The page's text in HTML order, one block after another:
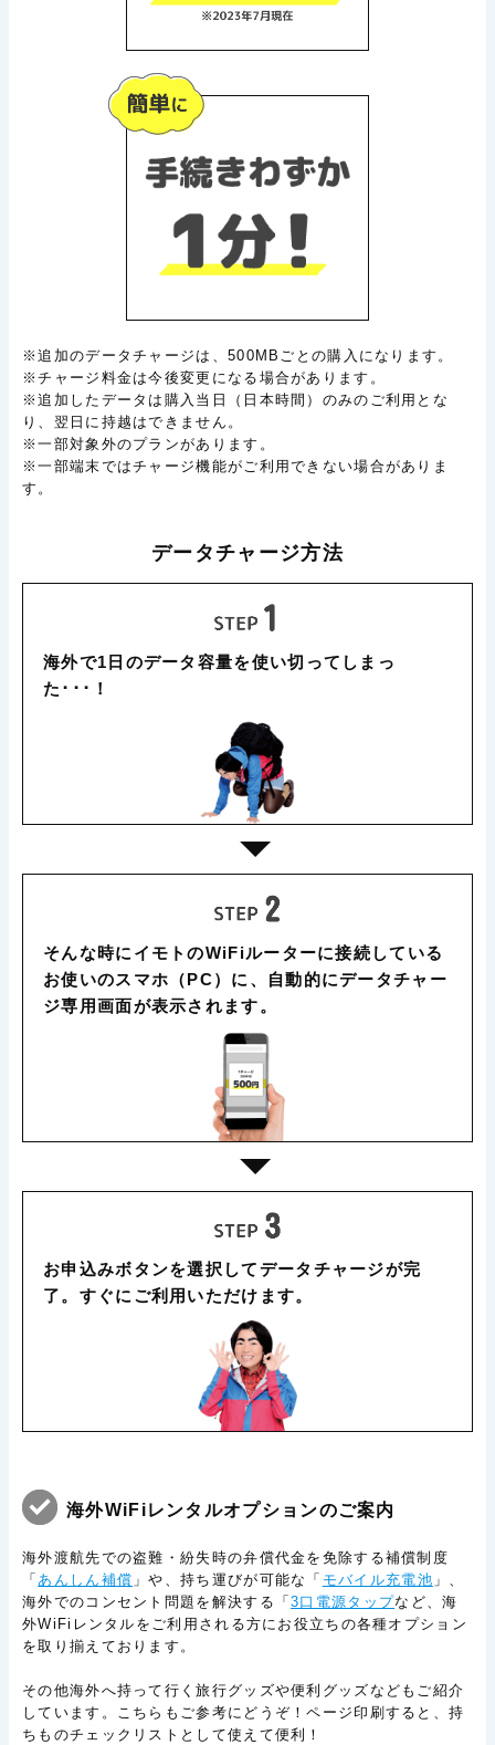
※追加のデータチャージは、500MBごとの購入になります。
※チャージ料金は今後変更になる場合があります。
※追加したデータは購入当日（日本時間）のみのご利用とな
り、翌日に持越はできません。
※一部対象外のプランがあります。
※一部端末ではチャージ機能がご利用できない場合がありま
す。
データチャージ方法
海外で1日のデータ容量を使い切ってしまっ
た･･･！
そんな時にイモトのWiFiルーターに接続している
お使いのスマホ（PC）に、自動的にデータチャー
ジ専用画面が表示されます。
お申込みボタンを選択してデータチャージが完
了。すぐにご利用いただけます。
海外WiFiレンタルオプションのご案内
海外渡航先での盗難・紛失時の弁償代金を免除する補償制度
「あんしん補償 」や、持ち運びが可能な「 モバイル充電池 」、
海外でのコンセント問題を解決する「3口電源タップなど、海
外WiFiレンタルをご利用される方にお役立ちの各種オプション
を取り揃えております。
その他海外へ持って行く旅行グッズや便利グッズなどもご紹介
しています。こちらもご参考にどうぞ！ページ印刷すると、持
ちものチェックリストとして使えて便利！